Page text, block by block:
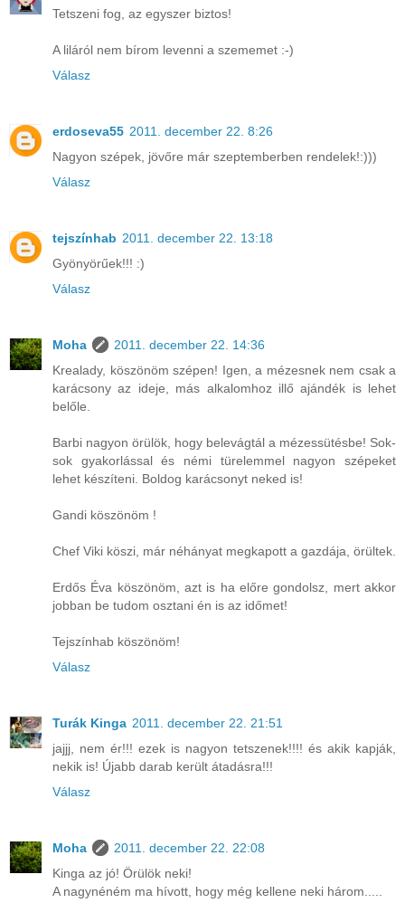
Tetszeni fog, az egyszer biztos!
A liláról nem bírom levenni a szememet :-)
Válasz
erdoseva55 2011. december 22. 8:26
Nagyon szépek, jövőre már szeptemberben rendelek!:)))
Válasz
tejszínhab 2011. december 22. 13:18
Gyönyörűek!!! :)
Válasz
Moha
2011. december 22. 14:36
Krealady, köszönöm szépen! Igen, a mézesnek nem csak a
karácsony az ideje, más alkalomhoz illő ajándék is lehet
belőle.
Barbi nagyon örülök, hogy belevágtál a mézessütésbe! Sok-
sok gyakorlással és némi türelemmel nagyon szépeket
lehet készíteni. Boldog karácsonyt neked is!
Gandi köszönöm !
Chef Viki köszi, már néhányat megkapott a gazdája, örültek.
Erdős Éva köszönöm, azt is ha előre gondolsz, mert akkor
jobban be tudom osztani én is az időmet!
Tejszínhab köszönöm!
Válasz
Turák Kinga 2011. december 22. 21:51
jajjj, nem ér!!! ezek is nagyon tetszenek!!!! és akik kapják,
nekik is! Újabb darab került átadásra!!!
Válasz
Moha
2011. december 22. 22:08
Kinga az jó! Örülök neki!
A nagynéném ma hívott, hogy még kellene neki három.....